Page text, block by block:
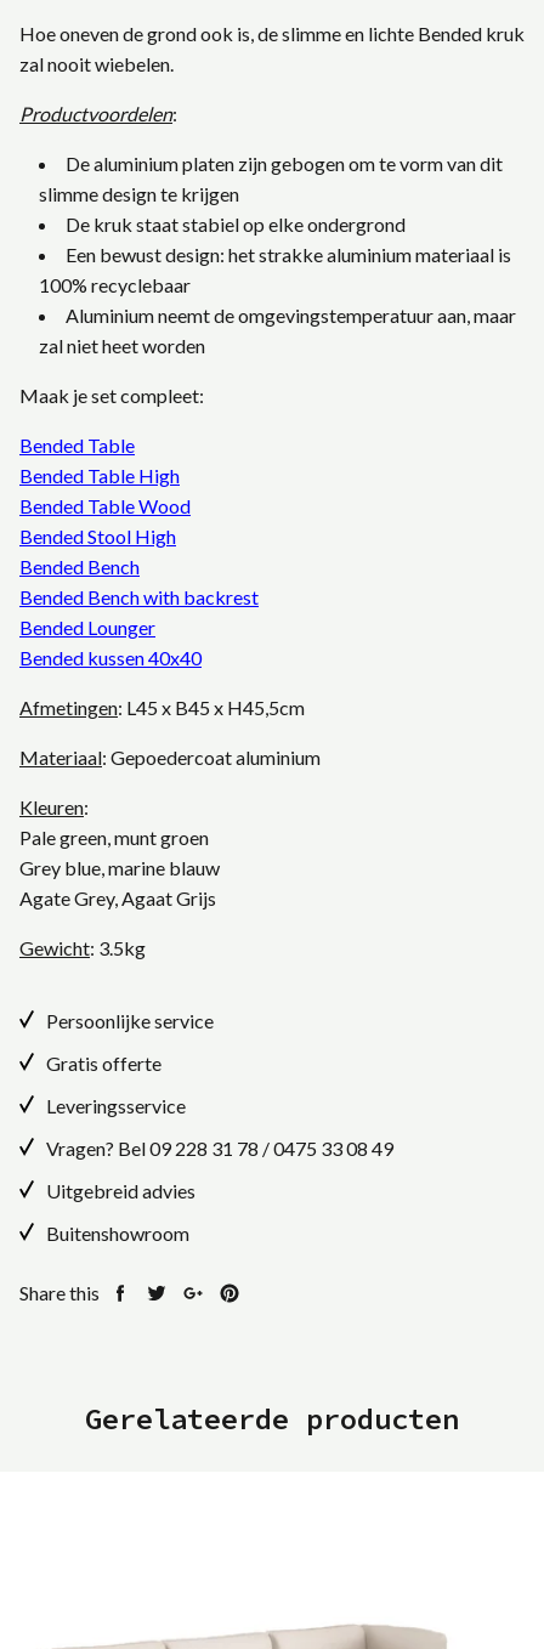
Hoe oneven de grond ook is, de slimme en lichte Bended kruk
zal nooit wiebelen.
Productvoordelen:
De aluminium platen zijn gebogen om te vorm van dit
slimme design te krijgen
De kruk staat stabiel op elke ondergrond
Een bewust design: het strakke aluminium materiaal is
100% recyclebaar
Aluminium neemt de omgevingstemperatuur aan, maar
zal niet heet worden
Maak je set compleet:
Bended Table
Bended Table High
Bended Table Wood
Bended Stool High
Bended Bench
Bended Bench with backrest
Bended Lounger
Bended kussen 40x40
Afmetingen: L45 x B45 x H45,5cm
Materiaal: Gepoedercoat aluminium
Kleuren:
Pale green, munt groen
Grey blue, marine blauw
Agate Grey, Agaat Grijs
Gewicht: 3.5kg
Persoonlijke service
Gratis offerte
Leveringsservice
Vragen? Bel09 228 31 78 /0475 33 08 49
Uitgebreid advies
Buitenshowroom
Share this
Gerelateerde producten